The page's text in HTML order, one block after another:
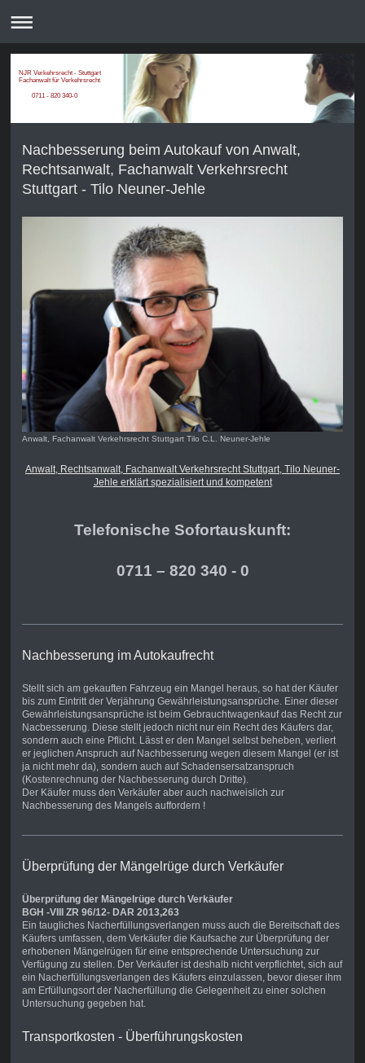
NJR Verkehrsrecht - Stuttgart
Fachanwalt für Verkehrsrecht
0711 - 820 340-0
Nachbesserung beim Autokauf von Anwalt,
Rechtsanwalt, Fachanwalt Verkehrsrecht
Stuttgart - Tilo Neuner-Jehle
Anwalt, Fachanwalt Verkehrsrecht Stuttgart Tilo C.L. Neuner-Jehle
Anwalt, Rechtsanwalt, Fachanwalt Verkehrsrecht Stuttgart, Tilo Neuner-
Jehle erklärt spezialisiert und kompetent
Telefonische Sofortauskunft:
0711 – 820 340 - 0
Nachbesserung im Autokaufrecht
Stellt sich am gekauften Fahrzeug ein Mangel heraus, so hat der Käufer
bis zum Eintritt der Verjährung Gewährleistungsansprüche. Einer dieser
Gewährleistungsansprüche ist beim Gebrauchtwagenkauf das Recht zur
Nacbesserung. Diese stellt jedoch nicht nur ein Recht des Käufers dar,
sondern auch eine Pflicht. Lässt er den Mangel selbst beheben, verliert
er jeglichen Anspruch auf Nachbesserung wegen diesem Mangel (er ist
ja nicht mehr da), sondern auch auf Schadensersatzanspruch
(Kostenrechnung der Nachbesserung durch Dritte).
Der Käufer muss den Verkäufer aber auch nachweislich zur
Nachbesserung des Mangels auffordern !
Überprüfung der Mängelrüge durch Verkäufer
Überprüfung der Mängelrüge durch Verkäufer
BGH -VIII ZR 96/12- DAR 2013,263
Ein taugliches Nacherfüllungsverlangen muss auch die Bereitschaft des
Käufers umfassen, dem Verkäufer die Kaufsache zur Überprüfung der
erhobenen Mängelrügen für eine entsprechende Untersuchung zur
Verfügung zu stellen. Der Verkäufer ist deshalb nicht verpflichtet, sich auf
ein Nacherfüllungsverlangen des Käufers einzulassen, bevor dieser ihm
am Erfüllungsort der Nacherfüllung die Gelegenheit zu einer solchen
Untersuchung gegeben hat.
Transportkosten - Überführungskosten